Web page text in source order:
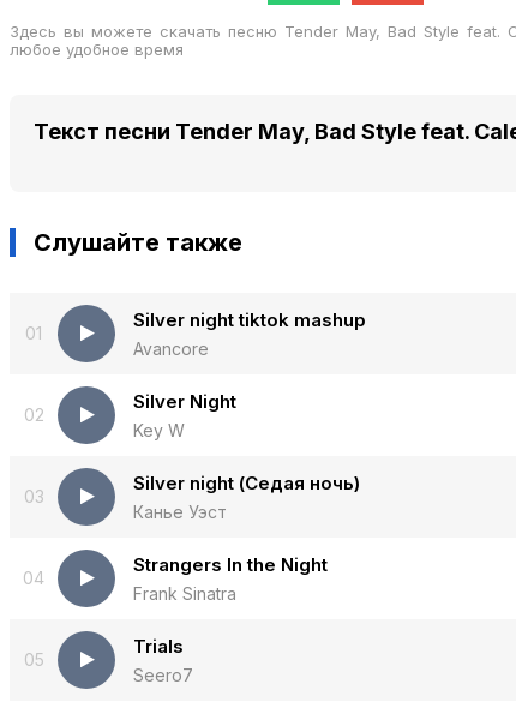
Здесь вы можете скачать песню Tender May, Bad Style feat.
любое удобное время
Текст песни Tender May, Bad Style feat.
Слушайте также
01
Silver night tiktok mashup
Avancore
02
Silver Night
Key W
03
Silver night (Седая ночь)
Канье Уэст
04
Strangers In the Night
Frank Sinatra
05
Trials
Seero7